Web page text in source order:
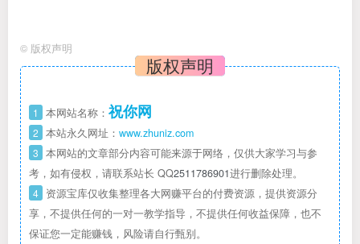
© 版权声明
版权声明
1 本网站名称： 祝你网
2 本站永久网址： www.zhuniz.com
3 本网站的文章部分内容可能来源于网络，仅供大家学习与参
考，如有侵权，请联系站长 QQ2511786901进行删除处理。
4 资源宝库仅收集整理各大网赚平台的付费资源，提供资源分
享，不提供任何的一对一教学指导，不提供任何收益保障，也不
保证您一定能赚钱，风险请自行甄别。